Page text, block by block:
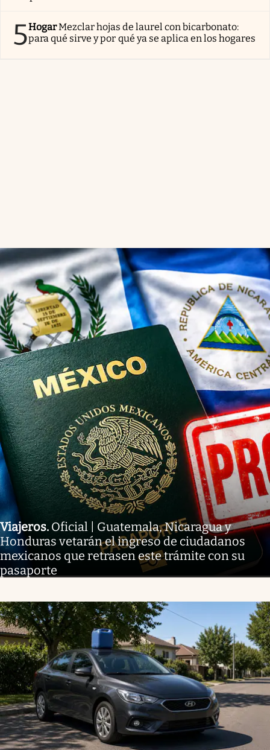
5HogarMezclar hojas de laurel con bicarbonato:
para qué sirve y por qué ya se aplica en los hogares
Viajeros. Oficial | Guatemala, Nicaragua y
Honduras vetarán el ingreso de ciudadanos
mexicanos que retrasen este trámite con su
pasaporte